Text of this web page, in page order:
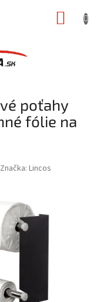
poťahy
fólie na
Značka: Lincos